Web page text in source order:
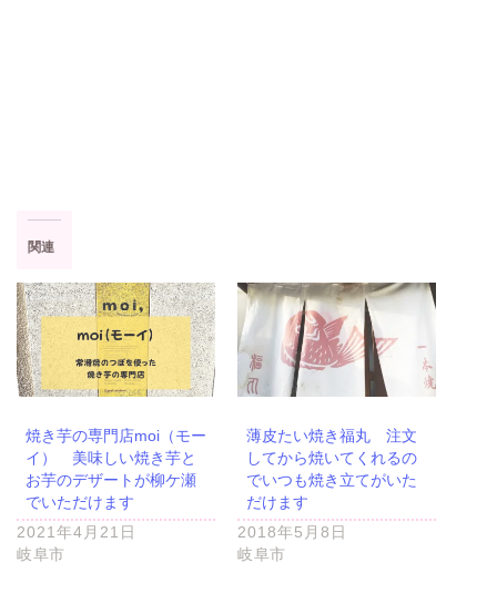
関連
焼き芋の専門店moi（モー
イ） 美味しい焼き芋と
お芋のデザートが柳ケ瀬
でいただけます
2021年4月21日
岐阜市
薄皮たい焼き福丸 注文
してから焼いてくれるの
でいつも焼き立てがいた
だけます
2018年5月8日
岐阜市